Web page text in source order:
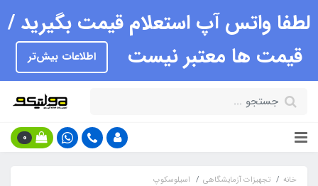
لطفا واتس آپ استعلام قیمت بگیرید /
قیمت ها معتبر نیست
اطلاعات بیش‌تر
0
خانه تجهیزات آزمایشگاهی
اسیلوسکوپ